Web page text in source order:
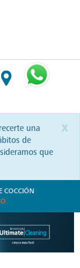
x
una
de
que
COCCIÓN